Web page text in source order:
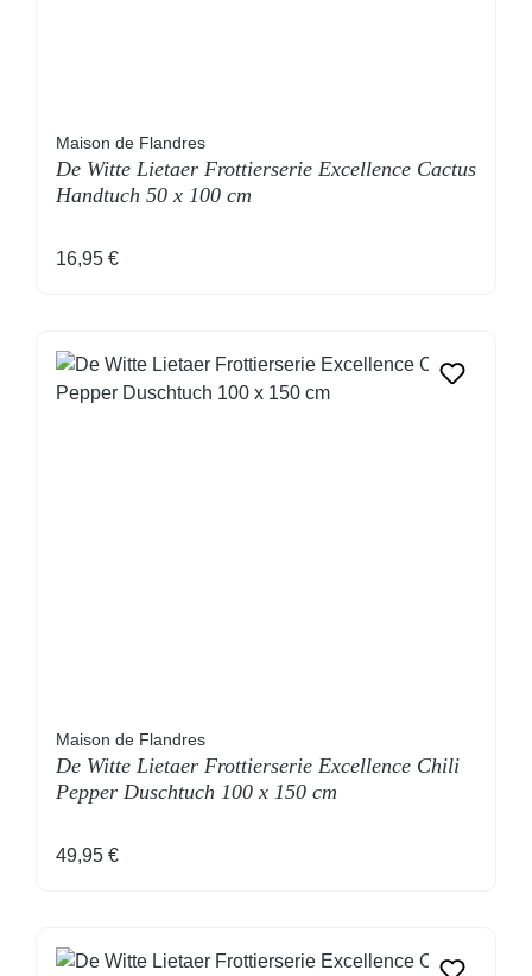
Maison de Flandres
De Witte Lietaer Frottierserie Excellence Cactus
Handtuch 50 x 100 cm
Regulärer Preis:
16,95 €
Maison de Flandres
De Witte Lietaer Frottierserie Excellence Chili
Pepper Duschtuch 100 x 150 cm
Regulärer Preis:
49,95 €